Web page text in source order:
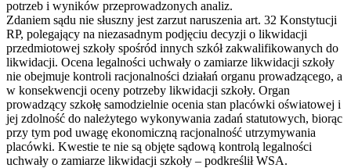
potrzeb i wyników przeprowadzonych analiz.
Zdaniem sądu nie słuszny jest zarzut naruszenia art. 32 Konstytucji
RP, polegający na niezasadnym podjęciu decyzji o likwidacji
przedmiotowej szkoły spośród innych szkół zakwalifikowanych do
likwidacji. Ocena legalności uchwały o zamiarze likwidacji szkoły
nie obejmuje kontroli racjonalności działań organu prowadzącego, a
w konsekwencji oceny potrzeby likwidacji szkoły. Organ
prowadzący szkołę samodzielnie ocenia stan placówki oświatowej i
jej zdolność do należytego wykonywania zadań statutowych, biorąc
przy tym pod uwagę ekonomiczną racjonalność utrzymywania
placówki. Kwestie te nie są objęte sądową kontrolą legalności
uchwały o zamiarze likwidacji szkoły – podkreślił WSA.